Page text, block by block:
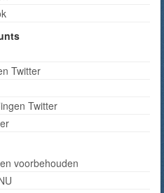
Twitter
Twitter
voorbehouden